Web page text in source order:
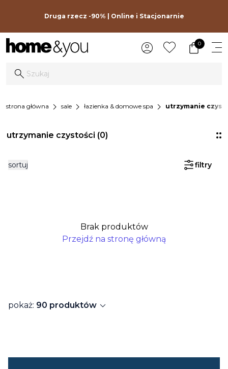
Druga rzecz -90% | Online i Stacjonarnie
0
strona główna chevron_right sale chevron_right łazienka & domowe spa chevron_right utrzymanie
utrzymanie czystości (0)
sortuj filtry
Brak produktów
Przejdź na stronę główną
pokaż: 90 produktów expand_more